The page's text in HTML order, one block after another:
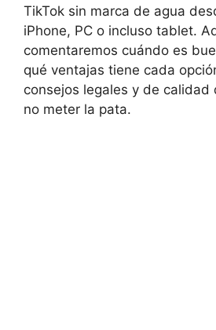
TikTok sin marca de agua
iPhone, PC o incluso tablet.
comentaremos cuándo es
qué ventajas tiene cada
consejos legales y de calidad
no meter la pata.